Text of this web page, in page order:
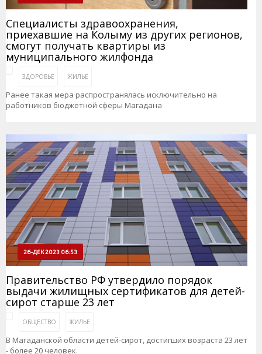
Специалисты здравоохранения,
приехавшие на Колыму из других регионов,
смогут получать квартиры из
муниципального жилфонда
ЗДОРОВЬЕ ЖИЛЬЕ
Ранее такая мера распространялась исключительно на
работников бюджетной сферы Магадана
26-ДЕК 2023 06:53
Правительство РФ утвердило порядок
выдачи жилищных сертификатов для детей-
сирот старше 23 лет
ОБЩЕСТВО ЖИЛЬЕ
В Магаданской области детей-сирот, достигших возраста 23 лет
- более 20 человек.